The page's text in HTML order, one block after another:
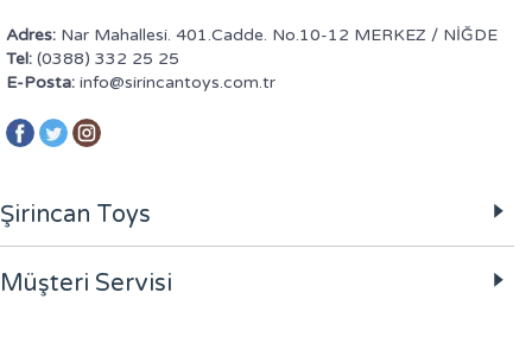
Adres: Nar Mahallesi. 401.Cadde. No.10-12 MERKEZ / NİĞDE
Tel: (0388) 332 25 25
E-Posta: info@sirincantoys.com.tr
Şirincan Toys
Müşteri Servisi